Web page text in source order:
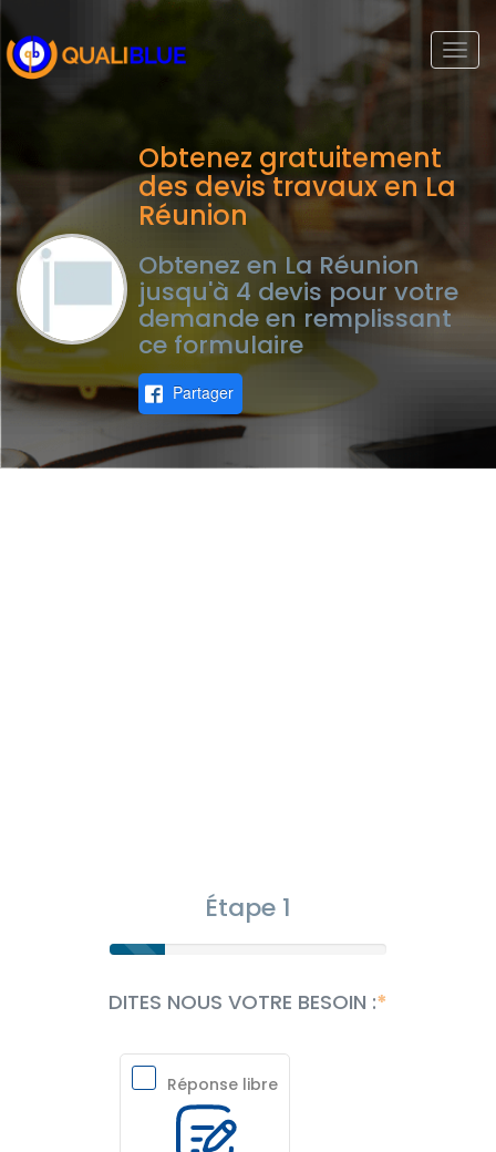
Obtenez gratuitement
des devis travaux en La
Réunion
Obtenez en La Réunion
jusqu'à 4 devis pour votre
demande en remplissant
ce formulaire
Partager
Étape 1
DITES NOUS VOTRE BESOIN :
Réponse libre